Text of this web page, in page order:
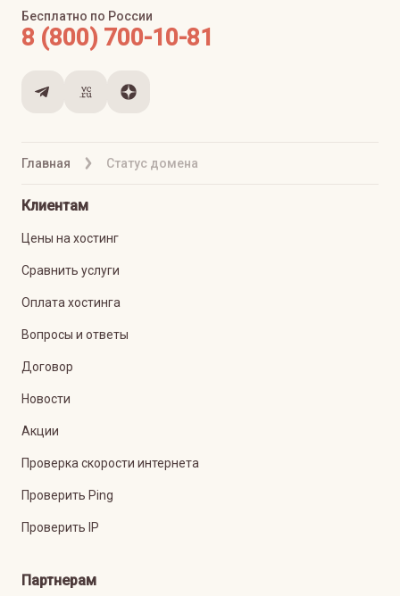
Главная Статус домена
Бесплатно по России
8 (800) 700-10-81
Клиентам
Цены на хостинг
Сравнить услуги
Оплата хостинга
Вопросы и ответы
Договор
Новости
Акции
Проверка скорости интернета
Проверить Ping
Проверить IP
Партнерам